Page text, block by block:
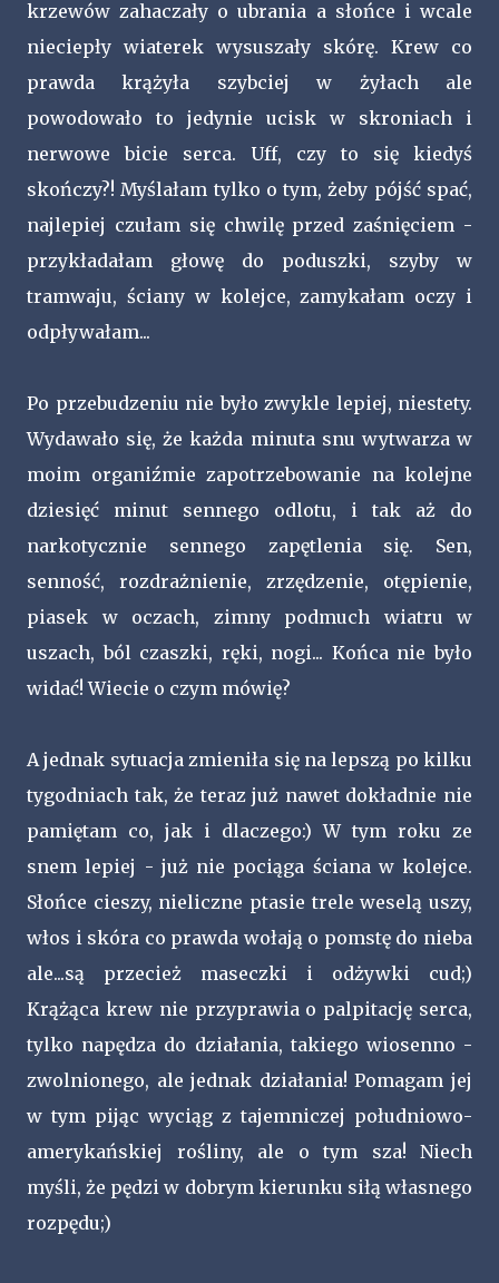
krzewów zahaczały o ubrania a słońce i wcale
nieciepły wiaterek wysuszały skórę. Krew co
prawda krążyła szybciej w żyłach ale
powodowało to jedynie ucisk w skroniach i
nerwowe bicie serca. Uff, czy to się kiedyś
skończy?! Myślałam tylko o tym, żeby pójść spać,
najlepiej czułam się chwilę przed zaśnięciem -
przykładałam głowę do poduszki, szyby w
tramwaju, ściany w kolejce, zamykałam oczy i
odpływałam...
Po przebudzeniu nie było zwykle lepiej, niestety.
Wydawało się, że każda minuta snu wytwarza w
moim organiźmie zapotrzebowanie na kolejne
dziesięć minut sennego odlotu, i tak aż do
narkotycznie sennego zapętlenia się. Sen,
senność, rozdrażnienie, zrzędzenie, otępienie,
piasek w oczach, zimny podmuch wiatru w
uszach, ból czaszki, ręki, nogi... Końca nie było
widać! Wiecie o czym mówię?
A jednak sytuacja zmieniła się na lepszą po kilku
tygodniach tak, że teraz już nawet dokładnie nie
pamiętam co, jak i dlaczego:) W tym roku ze
snem lepiej - już nie pociąga ściana w kolejce.
Słońce cieszy, nieliczne ptasie trele weselą uszy,
włos i skóra co prawda wołają o pomstę do nieba
ale...są przecież maseczki i odżywki cud;)
Krążąca krew nie przyprawia o palpitację serca,
tylko napędza do działania, takiego wiosenno -
zwolnionego, ale jednak działania! Pomagam jej
w tym pijąc wyciąg z tajemniczej południowo-
amerykańskiej rośliny, ale o tym sza! Niech
myśli, że pędzi w dobrym kierunku siłą własnego
rozpędu;)